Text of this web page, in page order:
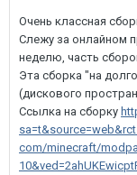
Очень классная
Слежу за онлайном
неделю, часть
Эта сборка "на
(дискового
Ссылка на сборку
com/minecraft/